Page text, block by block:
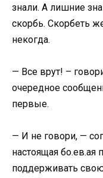
знали. А лишние
скорбь. Скорбеть
некогда.
— Все врут! –
очередное
первые.
— И не говори, —
настоящая бо.ев.ая
поддерживать